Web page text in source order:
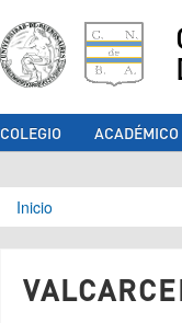
COLEGIO ACADÉMICO
Se
Inicio